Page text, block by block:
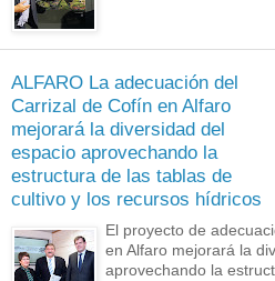
ALFARO La adecuación del
Carrizal de Cofín en Alfaro
mejorará la diversidad del
espacio aprovechando la
estructura de las tablas de
cultivo y los recursos hídricos
El proyecto de
en Alfaro mejorará la
aprovechando la